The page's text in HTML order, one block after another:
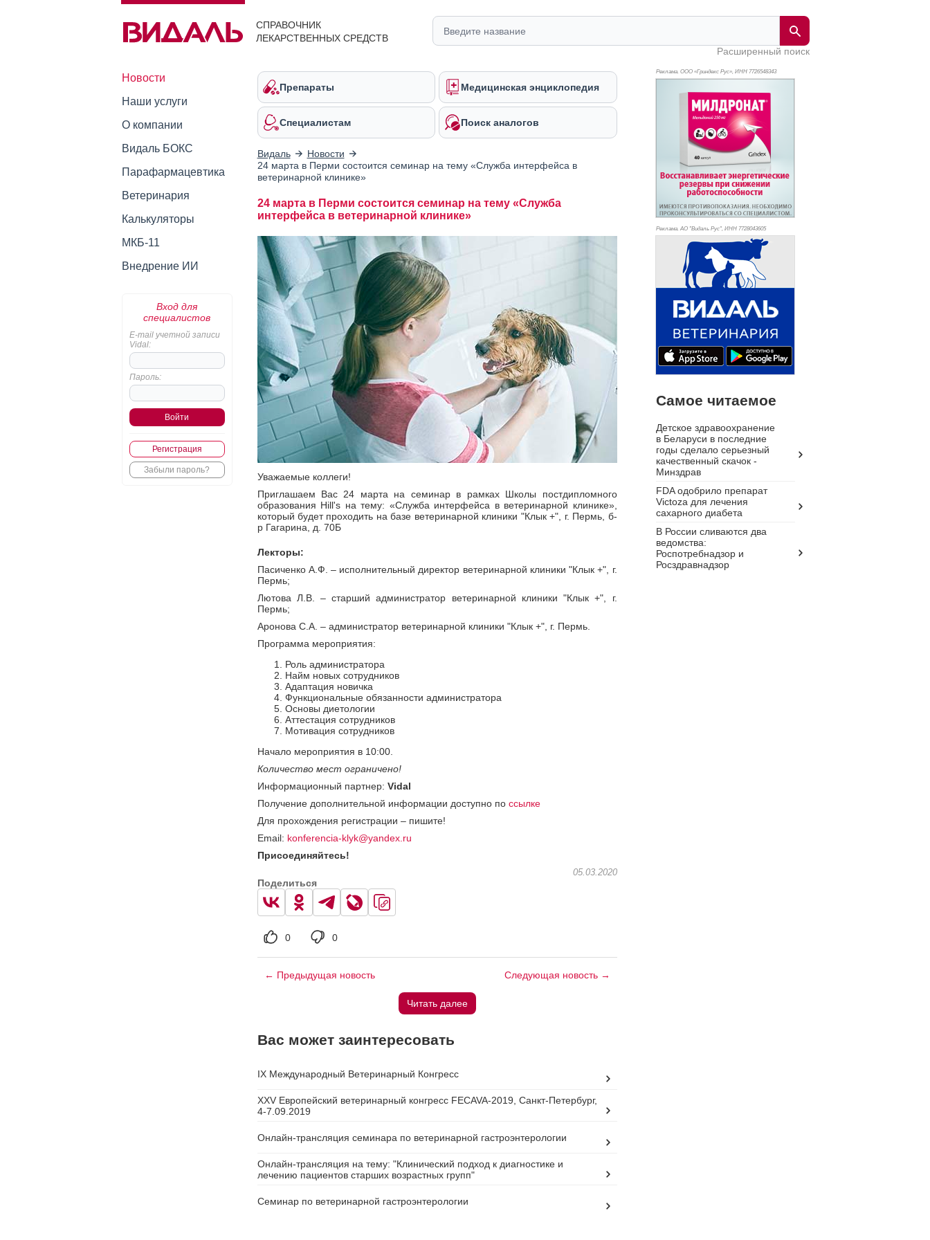
СПРАВОЧНИК
ЛЕКАРСТВЕННЫХ СРЕДСТВ
Расширенный поиск
Новости
Наши услуги
О компании
Видаль БОКС
Парафармацевтика
Ветеринария
Калькуляторы
МКБ-11
Внедрение ИИ
Вход для
специалистов
E-mail учетной записи
Vidal:
Пароль:
Регистрация
Забыли пароль?
Препараты Медицинская энциклопедия
Специалистам Поиск аналогов
Видаль
Новости
24 марта в Перми состоится семинар на тему «Служба интерфейса в
ветеринарной клинике»
24 марта в Перми состоится семинар на тему «Служба
интерфейса в ветеринарной клинике»
Уважаемые коллеги!
Приглашаем Вас 24 марта на семинар в рамках Школы постдипломного
образования Hill's на тему: «Служба интерфейса в ветеринарной клинике»,
который будет проходить на базе ветеринарной клиники "Клык +", г. Пермь, б-
р Гагарина, д. 70Б
Лекторы:
Пасиченко А.Ф. – исполнительный директор ветеринарной клиники "Клык +", г.
Пермь;
Лютова Л.В. – старший администратор ветеринарной клиники "Клык +", г.
Пермь;
Аронова С.А. – администратор ветеринарной клиники "Клык +", г. Пермь.
Программа мероприятия:
Роль администратора
Найм новых сотрудников
Адаптация новичка
Функциональные обязанности администратора
Основы диетологии
Аттестация сотрудников
Мотивация сотрудников
Начало мероприятия в 10:00.
Количество мест ограничено!
Информационный партнер: Vidal
Получение дополнительной информации доступно по ссылке
Для прохождения регистрации – пишите!
Email: konferencia-klyk@yandex.ru
Присоединяйтесь!
05.03.2020
Поделиться
0 0
← Предыдущая новость Следующая новость →
Читать далее
Вас может заинтересовать
IX Международный Ветеринарный Конгресс
XXV Европейский ветеринарный конгресс FECAVA-2019, Санкт-Петербург,
4-7.09.2019
Онлайн-трансляция семинара по ветеринарной гастроэнтерологии
Онлайн-трансляция на тему: "Клинический подход к диагностике и
лечению пациентов старших возрастных групп"
Семинар по ветеринарной гастроэнтерологии
Реклама. ООО «Гриндекс Рус», ИНН 7726548343
Реклама. АО "Видаль Рус", ИНН 7728043605
Самое читаемое
Детское здравоохранение
в Беларуси в последние
годы сделало серьезный
качественный скачок -
Минздрав
FDA одобрило препарат
Victoza для лечения
сахарного диабета
В России сливаются два
ведомства:
Роспотребнадзор и
Росздравнадзор